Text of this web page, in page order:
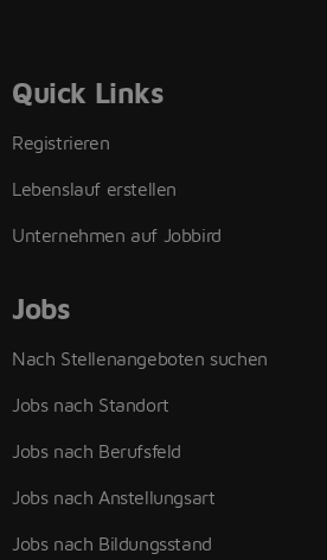
Quick Links
Registrieren
Lebenslauf erstellen
Unternehmen auf Jobbird
Jobs
Nach Stellenangeboten suchen
Jobs nach Standort
Jobs nach Berufsfeld
Jobs nach Anstellungsart
Jobs nach Bildungsstand